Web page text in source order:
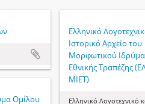
Ελληνικό
Ιστορικό Αρχείο του
Μορφωτικού
Εθνικής Τραπέζης
ΜΙΕΤ)
Ελληνικό Λογοτεχνικό
Ομίλου